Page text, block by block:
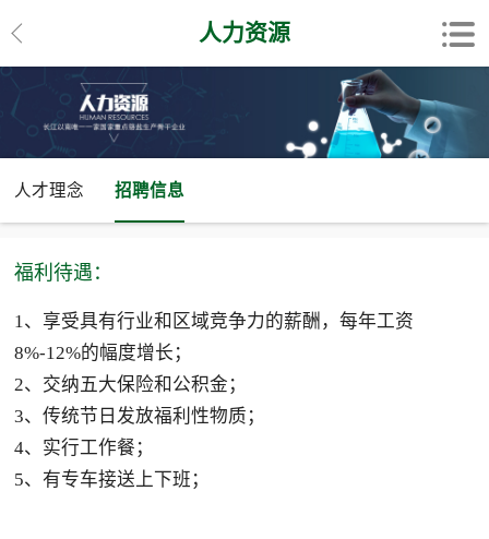
人力资源
人才理念 招聘信息
福利待遇：
1、享受具有行业和区域竞争力的薪酬，每年工资
8%-12%的幅度增长；
2、交纳五大保险和公积金；
3、传统节日发放福利性物质；
4、实行工作餐；
5、有专车接送上下班；